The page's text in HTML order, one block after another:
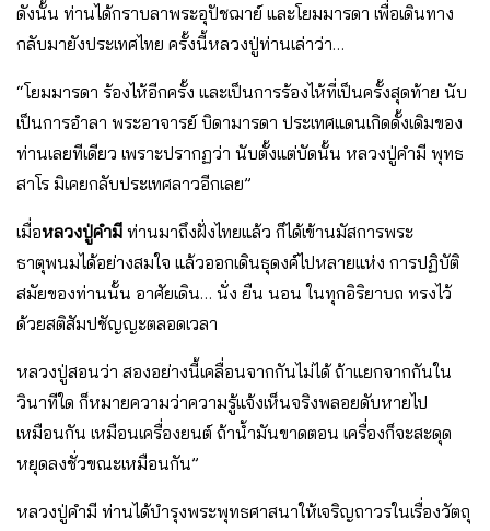
ดังนั้น ท่านได้กราบลาพระอุปัชฌาย์ และโยมมารดา เพื่อเดินทาง
กลับมายังประเทศไทย ครั้งนี้หลวงปู่ท่านเล่าว่า…
“โยมมารดา ร้องไห้อีกครั้ง และเป็นการร้องไห้ที่เป็นครั้งสุดท้าย นับ
เป็นการอําลา พระอาจารย์ บิดามารดา ประเทศแดนเกิดดั้งเดิมของ
ท่านเลยทีเดียว เพราะปรากฏว่า นับตั้งแต่บัดนั้น หลวงปู่คํามี พุทธ
สาโร มิเคยกลับประเทศลาวอีกเลย”
เมื่อหลวงปู่คํามี ท่านมาถึงฝั่งไทยแล้ว ก็ได้เข้านมัสการพระ
ธาตุพนมได้อย่างสมใจ แล้วออกเดินธุดงค์ไปหลายแห่ง การปฏิบัติ
สมัยของท่านนั้น อาศัยเดิน… นั่ง ยืน นอน ในทุกอิริยาบถ ทรงไว้
ด้วยสติสัมปชัญญะตลอดเวลา
หลวงปู่สอนว่า สองอย่างนี้เคลื่อนจากกันไม่ได้ ถ้าแยกจากกันใน
วินาทีใด ก็หมายความว่าความรู้แจ้งเห็นจริงพลอยดับหายไป
เหมือนกัน เหมือนเครื่องยนต์ ถ้าน้ํามันขาดตอน เครื่องก็จะสะดุด
หยุดลงชั่วขณะเหมือนกัน”
หลวงปู่คํามี ท่านได้บํารุงพระพุทธศาสนาให้เจริญถาวรในเรื่องวัตถุ